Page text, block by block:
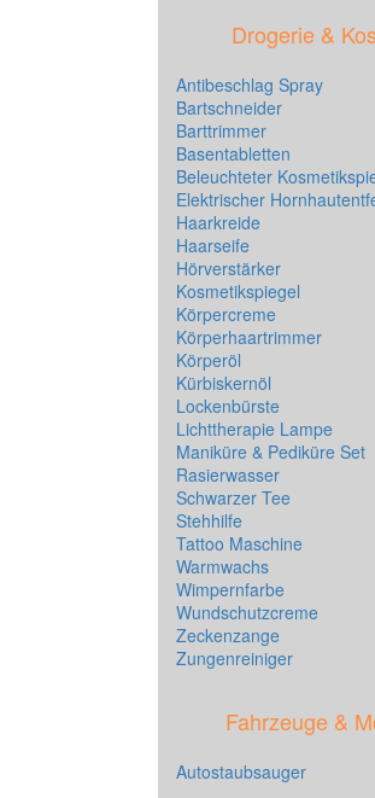
Drogerie &
Antibeschlag Spray
Bartschneider
Barttrimmer
Basentabletten
Beleuchteter
Elektrischer
Haarkreide
Haarseife
Hörverstärker
Kosmetikspiegel
Körpercreme
Körperhaartrimmer
Körperöl
Kürbiskernöl
Lockenbürste
Lichttherapie Lampe
Maniküre & Pediküre Set
Rasierwasser
Schwarzer Tee
Stehhilfe
Tattoo Maschine
Warmwachs
Wimpernfarbe
Wundschutzcreme
Zeckenzange
Zungenreiniger
Fahrzeuge &
Autostaubsauger